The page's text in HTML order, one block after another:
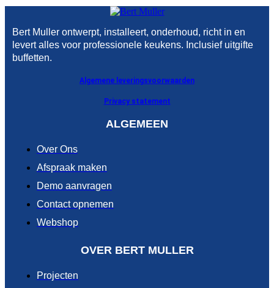
Bert Muller ontwerpt, installeert, onderhoud, richt in en
levert alles voor professionele keukens. Inclusief uitgifte
buffetten.
Algemene leveringsvoorwaarden
Privacy statement
ALGEMEEN
Over Ons
Afspraak maken
Demo aanvragen
Contact opnemen
Webshop
OVER BERT MULLER
Projecten